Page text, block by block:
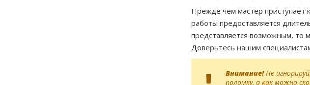
Прежде чем мастер приступает
работы предоставляется
представляется возможным, то
Доверьтесь нашим
Внимание! Не
поломку, а как можно